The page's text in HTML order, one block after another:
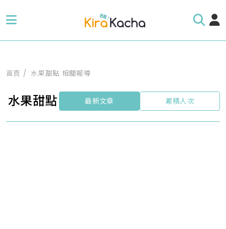
首頁 水果甜點 相關報導
水果甜點 最新文章 累積人次